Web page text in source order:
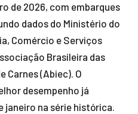
de 2026, com embarques
dados do Ministério do
Comércio e Serviços
Brasileira das
Carnes (Abiec). O
desempenho já
janeiro na série histórica.